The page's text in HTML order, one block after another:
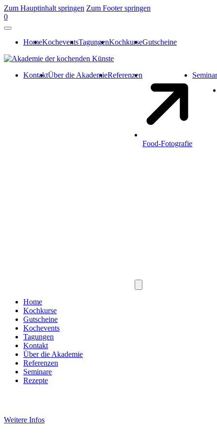
Zum Hauptinhalt springen Zum Footer springen
0
HomeKocheventsTagungenKochkurseGutscheine
KontaktÜber die AkademieReferenzen
Food-Fotografie
Home
Kochkurse
Gutscheine
Kochevents
Tagungen
Kontakt
Über die Akademie
Referenzen
Seminare
Rezepte
Weitere Infos